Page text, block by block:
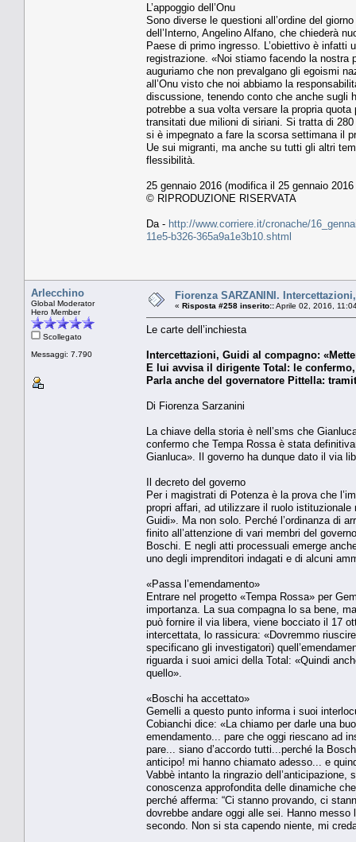
L’appoggio dell’Onu
Sono diverse le questioni all’ordine del
dell’Interno, Angelino Alfano, che chiederà
Paese di primo ingresso. L’obiettivo è infatti
registrazione. «Noi stiamo facendo la nostra
auguriamo che non prevalgano gli egoismi
all’Onu visto che noi abbiamo la
discussione, tenendo conto che anche sugli
potrebbe a sua volta versare la propria
transitati due milioni di siriani. Si tratta di
si è impegnato a fare la scorsa settimana il
Ue sui migranti, ma anche su tutti gli altri
flessibilità.
25 gennaio 2016 (modifica il 25 gennaio
© RIPRODUZIONE RISERVATA
Da - http://www.corriere.it/cronache/
11e5-b326-365a9a1e3b10.shtml
Arlecchino
Global Moderator
Hero Member
Scollegato
Messaggi: 7.790
Fiorenza SARZANINI.
« Risposta #258 inserito::Aprile 02, 2016,
Le carte dell’inchiesta
Intercettazioni, Guidi al compagno:
E lui avvisa il dirigente Total: le
Parla anche del governatore Pittella:
Di Fiorenza Sarzanini
La chiave della storia è nell’sms che
confermo che Tempa Rossa è stata
Gianluca». Il governo ha dunque dato il via
Il decreto del governo
Per i magistrati di Potenza è la prova che
propri affari, ad utilizzare il ruolo
Guidi». Ma non solo. Perché l’ordinanza di
finito all’attenzione di vari membri del
Boschi. E negli atti processuali emerge
uno degli imprenditori indagati e di alcuni
«Passa l’emendamento»
Entrare nel progetto «Tempa Rossa» per
importanza. La sua compagna lo sa bene,
può fornire il via libera, viene bocciato il 17
intercettata, lo rassicura: «Dovremmo
specificano gli investigatori)
riguarda i suoi amici della Total: «Quindi
quello».
«Boschi ha accettato»
Gemelli a questo punto informa i suoi
Cobianchi dice: «La chiamo per darle una
emendamento... pare che oggi riescano ad
pare... siano d’accordo tutti...perché la
anticipo! mi hanno chiamato adesso... e
Vabbè intanto la ringrazio
conoscenza approfondita delle dinamiche
perché afferma: “Ci stanno provando, ci
dovrebbe andare oggi alle sei. Hanno
secondo. Non si sta capendo niente, mi